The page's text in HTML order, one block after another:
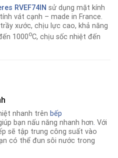
RVEF74IN sử dụng mặt kính
vát cạnh – made in France.
xước, chịu lực cao, khả năng
1000oC, chịu sốc nhiệt đến
nhanh trên bếp
bạn nấu năng nhanh hơn. Với
sẽ tập trung công suất vào
có thể đun sôi nước trong